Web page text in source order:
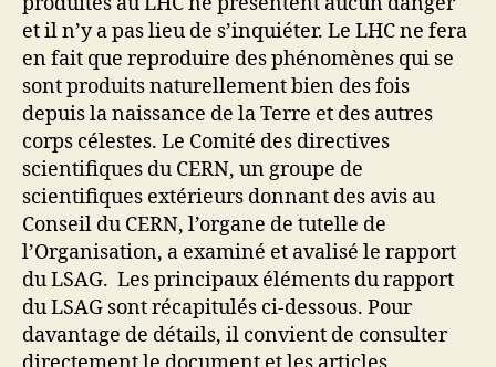
et il n’y a pas lieu de s’inquiéter. Le LHC ne fera
en fait que reproduire des phénomènes qui se
sont produits naturellement bien des fois
depuis la naissance de la Terre et des autres
corps célestes. Le Comité des directives
scientifiques du CERN, un groupe de
scientifiques extérieurs donnant des avis au
Conseil du CERN, l’organe de tutelle de
l’Organisation, a examiné et avalisé le rapport
du LSAG. Les principaux éléments du rapport
du LSAG sont récapitulés ci-dessous. Pour
davantage de détails, il convient de consulter